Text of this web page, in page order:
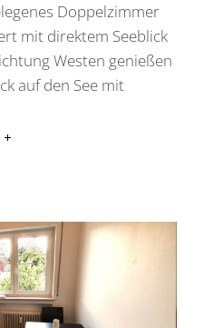
Doppelzimmer
mit direktem Seeblick
Westen genießen
auf den See mit